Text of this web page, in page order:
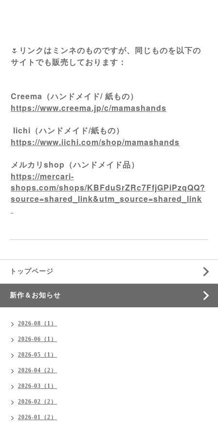
🌷 リンクはミンネのものですが、同じものを以下の
サイトでも販売しております：
Creema（ハンドメイド/ 紙もの）
https://www.creema.jp/c/mamashands
Iichi（ハンドメイド/紙もの）
https://www.iichi.com/shop/mamashands
メルカリshop（ハンドメイド品）
https://mercari-
shops.com/shops/KBFduSrZRc7FfjGPiPzqQQ?
source=shared_link&utm_source=shared_link
トップページ
新作＆お知らせ
2026-08（1）
2026-06（1）
2026-05（1）
2026-04（2）
2026-03（1）
2026-02（2）
2026-01（2）